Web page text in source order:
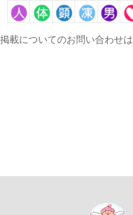
掲載についてのお問い合わせは